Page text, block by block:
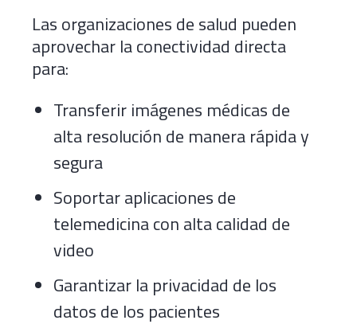
Las organizaciones de salud pueden
aprovechar la conectividad directa
para:
Transferir imágenes médicas de
alta resolución de manera rápida y
segura
Soportar aplicaciones de
telemedicina con alta calidad de
video
Garantizar la privacidad de los
datos de los pacientes